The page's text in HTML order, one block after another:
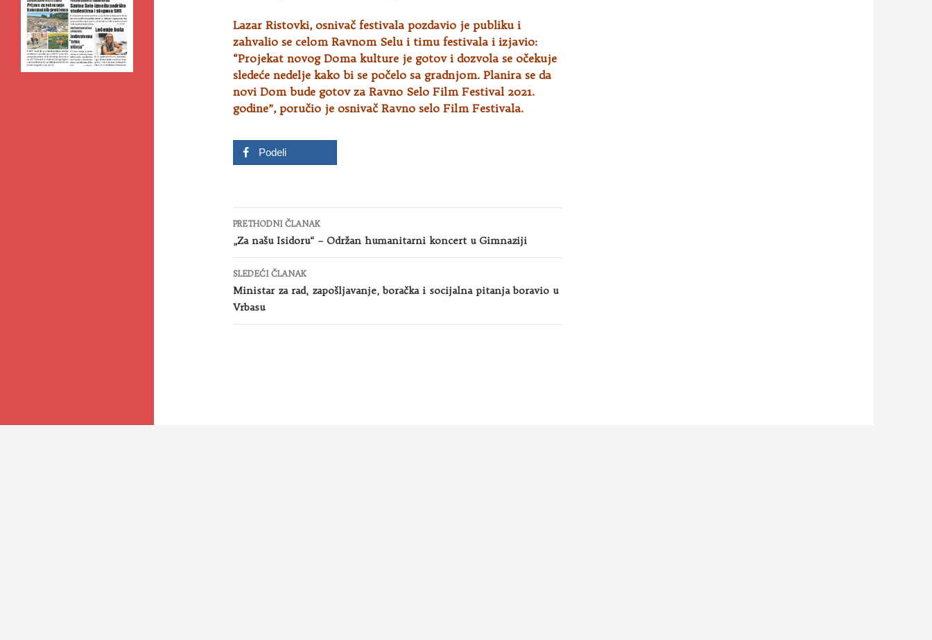
Lazar Ristovki, osnivač festivala pozdavio je publiku i
zahvalio se celom Ravnom Selu i timu festivala i izjavio:
“Projekat novog Doma kulture je gotov i dozvola se očekuje
sledeće nedelje kako bi se počelo sa gradnjom. Planira se da
novi Dom bude gotov za Ravno Selo Film Festival 2021.
godine”, poručio je osnivač Ravno selo Film Festivala.
Podeli
Kretanje
članaka
PRETHODNI ČLANAK
„Za našu Isidoru“ – Održan humanitarni koncert u Gimnaziji
SLEDEĆI ČLANAK
Ministar za rad, zapošljavanje, boračka i socijalna pitanja boravio u
Vrbasu